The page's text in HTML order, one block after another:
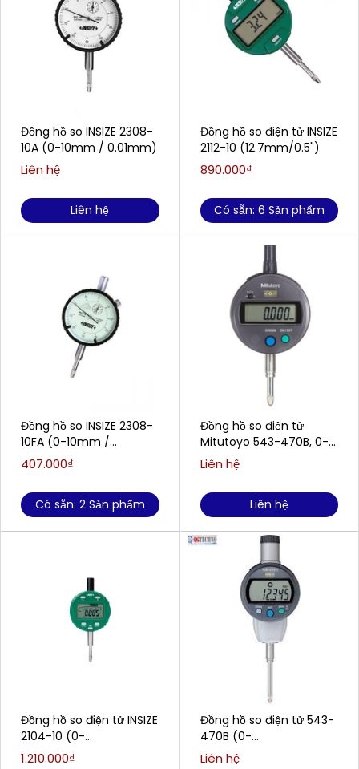
Đồng hồ so INSIZE 2308-
10A (0-10mm / 0.01mm)
Liên hệ
Liên hệ
Đồng hồ so INSIZE 2308-
10FA (0-10mm /
0.01mm)
407.000₫
Có sẵn: 2 Sản phẩm
Đồng hồ so điện tử INSIZE
2104-10 (0-
12.7mm/0.5''/0.01mm)
1.210.000₫
Đồng hồ so điện tử INSIZE
2112-10 (12.7mm/0.5")
890.000₫
Có sẵn: 6 Sản phẩm
Đồng hồ so điện tử
Mitutoyo 543-470B, 0-
25.4mm/0.001
Liên hệ
Liên hệ
Đồng hồ so điện tử 543-
470B (0-
25.4mm/0.001mm)
Liên hệ